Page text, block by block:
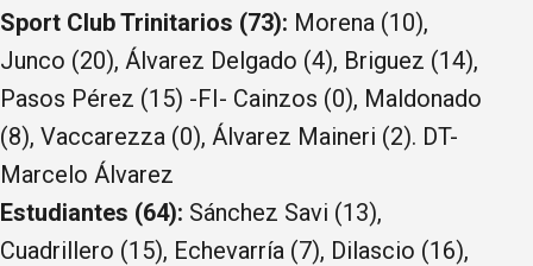
Sport Club Trinitarios (73): Morena (10),
Junco (20), Álvarez Delgado (4), Briguez (14),
Pasos Pérez (15) -FI- Cainzos (0), Maldonado
(8), Vaccarezza (0), Álvarez Maineri (2). DT-
Marcelo Álvarez
Estudiantes (64): Sánchez Savi (13),
Cuadrillero (15), Echevarría (7), Dilascio (16),